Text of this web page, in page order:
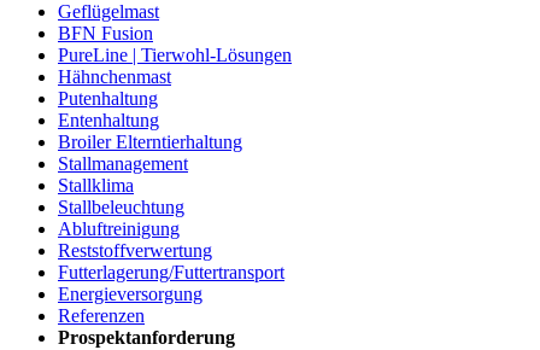
Geflügelmast
BFN Fusion
PureLine | Tierwohl-Lösungen
Hähnchenmast
Putenhaltung
Entenhaltung
Broiler Elterntierhaltung
Stallmanagement
Stallklima
Stallbeleuchtung
Abluftreinigung
Reststoffverwertung
Futterlagerung/Futtertransport
Energieversorgung
Referenzen
Prospektanforderung